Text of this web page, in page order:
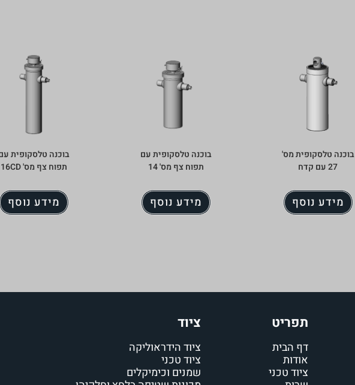
בוכנה טלסקופית מס'
27 עם קדח
מידע נוסף
בוכנה טלסקופית עם
תפוח צף מס' 14
מידע נוסף
בוכנה טלסקופית
תפוח צף מס' 16CD
מידע נוסף
תפריט
דף הבית
אודות
ציוד טכני
ציוד
ציוד הידראוליקה
ציוד טכני
שמנים וכימיקלים